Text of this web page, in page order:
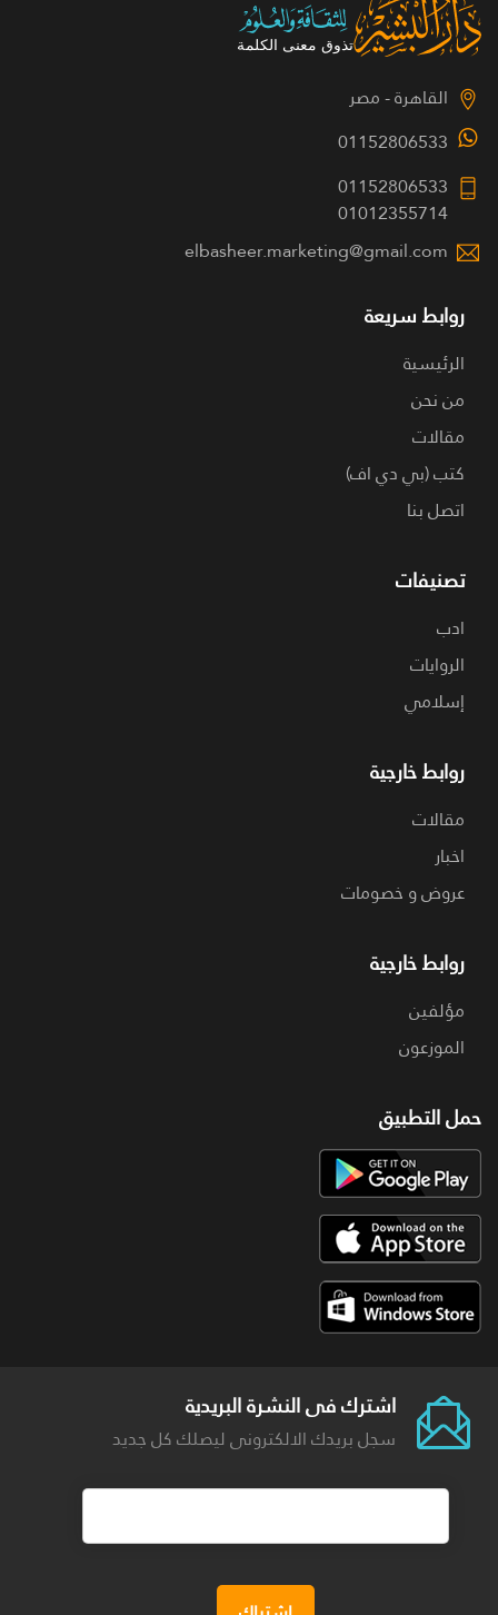
القاهرة - مصر
01152806533
01152806533
01012355714
elbasheer.marketing@gmail.com
روابط سريعة
الرئيسية
من نحن
مقالات
كتب (بي دي اف)
اتصل بنا
تصنيفات
ادب
الروايات
إسلامي
روابط خارجية
مقالات
اخبار
عروض و خصومات
روابط خارجية
مؤلفين
الموزعون
حمل التطبيق
اشترك فى النشرة البريدية
سجل بريدك الالكترونى ليصلك كل جديد